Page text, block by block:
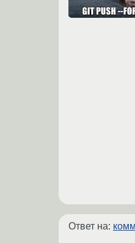
Ответ на: